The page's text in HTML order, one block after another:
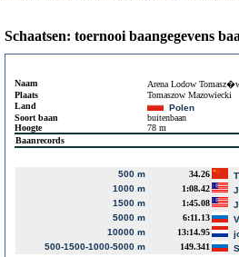
Schaatsen: toernooi baangegevens
Naam
Arena Lodow
Plaats
Tomaszow Mazowiecki
Land
Polen
Soort baan
buitenbaan
Hoogte
78 m
Baanrecords
500 m 34.26
1000 m
1:08.42
1500 m
1:45.08
5000 m
6:11.13
10000 m
13:14.95
500-1500-1000-5000 m
149.341